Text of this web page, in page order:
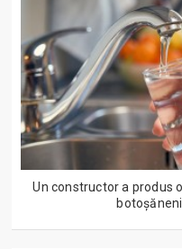
Un constructor a produs